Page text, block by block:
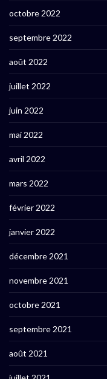
octobre 2022
septembre 2022
août 2022
juillet 2022
juin 2022
mai 2022
avril 2022
mars 2022
février 2022
janvier 2022
décembre 2021
novembre 2021
octobre 2021
septembre 2021
août 2021